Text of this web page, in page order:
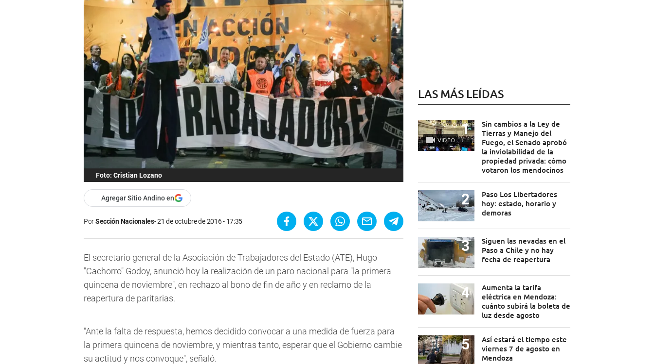
Foto: Cristian Lozano
Agregar Sitio Andino en
PorSección Nacionales 21 de octubre de 2016 - 17:35
El secretario general de la Asociación de Trabajadores del Estado (ATE), Hugo
"Cachorro" Godoy, anunció hoy la realización de un paro nacional para "la primera
quincena de noviembre", en rechazo al bono de fin de año y en reclamo de la
reapertura de paritarias.
"Ante la falta de respuesta, hemos decidido convocar a una medida de fuerza para
la primera quincena de noviembre, y mientras tanto, esperar que el Gobierno cambie
su actitud y nos convoque", señaló.
LAS MÁS LEÍDAS
VIDEO
Sin cambios a la Ley de
Tierras y Manejo del
Fuego, el Senado aprobó
la inviolabilidad de la
propiedad privada: cómo
votaron los mendocinos
Paso Los Libertadores
hoy: estado, horario y
demoras
Siguen las nevadas en el
Paso a Chile y no hay
fecha de reapertura
Aumenta la tarifa
eléctrica en Mendoza:
cuánto subirá la boleta de
luz desde agosto
Así estará el tiempo este
viernes 7 de agosto en
Mendoza